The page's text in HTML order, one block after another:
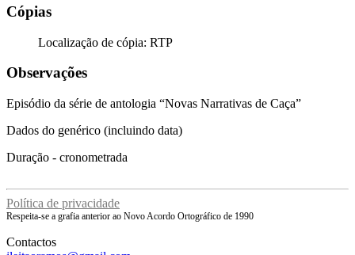
Cópias
Localização de cópia: RTP
Observações
Episódio da série de antologia “Novas Narrativas de Caça”
Dados do genérico (incluindo data)
Duração - cronometrada
Política de privacidade
Respeita-se a grafia anterior ao Novo Acordo Ortográfico de 1990
Contactos